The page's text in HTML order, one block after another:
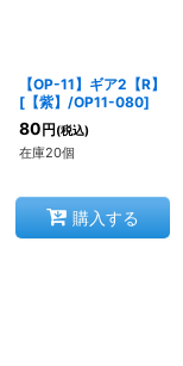
【OP-11】ギア2【R】
[ 【紫】/OP11-080]
80 円 (税込)
在庫20個
購入する